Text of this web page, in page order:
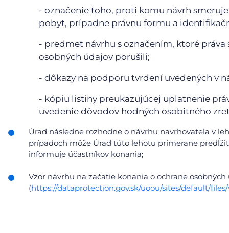
- označenie toho, proti komu návrh
pobyt, prípadne právnu formu a
- predmet návrhu s označením, ktoré
osobných údajov porušili;
- dôkazy na podporu tvrdení uvedených v
- kópiu listiny preukazujúcej uplatnenie
uvedenie dôvodov hodných osobitného
Úrad následne rozhodne o návrhu navrhovateľa v
prípadoch môže Úrad túto lehotu primerane
informuje účastníkov konania;
Vzor návrhu na začatie konania o ochrane
(https://dataprotection.gov.sk/uoou/sites/default/